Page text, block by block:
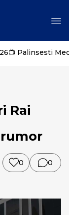
📺 Palinsesti
Rai
0 0